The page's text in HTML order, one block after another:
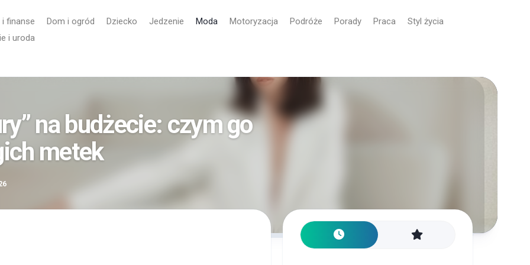
finanse Dom i ogród Dziecko Jedzenie Moda Motoryzacja Podróże Porady Praca
Styl życia
i uroda
na budżecie: czym go
metek